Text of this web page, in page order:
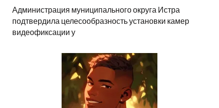
Администрация муниципального округа Истра
подтвердила целесообразность установки камер
видеофиксации у